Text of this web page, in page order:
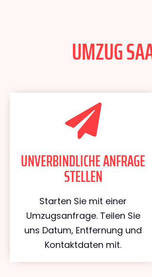
UMZUG
UNVERBINDLICHE ANFRAGE
STELLEN
Starten Sie mit einer
Umzugsanfrage. Teilen Sie
uns Datum, Entfernung und
Kontaktdaten mit.